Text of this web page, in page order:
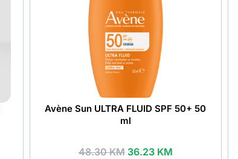
Avène Sun ULTRA FLUID SPF 50+ 50
ml
48.30KM 36.23 KM